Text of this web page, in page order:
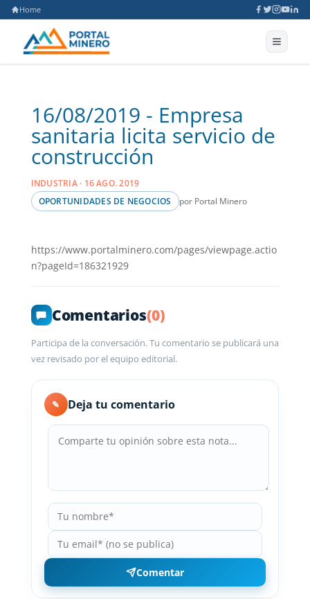
Home
16/08/2019 - Empresa
sanitaria licita servicio de
construcción
INDUSTRIA · 16 AGO. 2019
OPORTUNIDADES DE NEGOCIOS
por Portal Minero
https://www.portalminero.com/pages/viewpage.actio
n?pageId=186321929
Comentarios(0)
Participa de la conversación. Tu comentario se publicará una
vez revisado por el equipo editorial.
✎ Deja tu comentario
Comentar